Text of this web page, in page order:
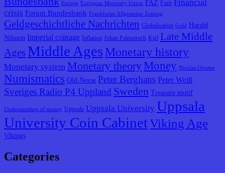
Europe European Monetary Union FAZ Fazit Financial
crisis Forum Bundesbank Frankfurter Allgemeine Zeitung
Geldgeschichtliche Nachrichten Globalisation Gold
Harald
Nilsson Imperial coinage Inflation Johan Palmstruch Kiel Late Middle
Ages Middle Ages Monetary history
Monetary system Monetary theory Money Nicolas Oresme
Numismatics Old Norse Peter Berghaus Peter Weiß
Sveriges Radio P4 Uppland Sweden Treasure motif
Understanding of money Uppsala Uppsala University Uppsala
University Coin CabinetViking Age
Vikings
Categories